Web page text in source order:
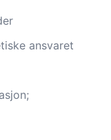
ansvaret